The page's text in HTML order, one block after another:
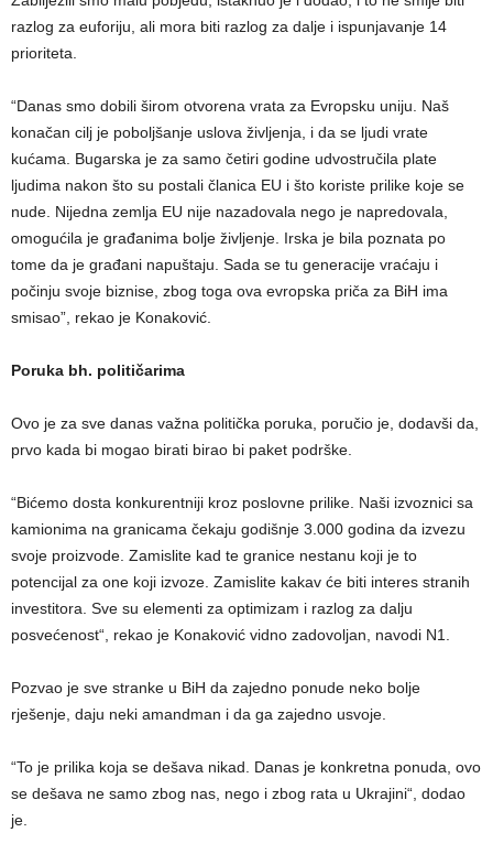
razlog za euforiju, ali mora biti razlog za dalje i ispunjavanje 14
prioriteta.
“Danas smo dobili širom otvorena vrata za Evropsku uniju. Naš
konačan cilj je poboljšanje uslova življenja, i da se ljudi vrate
kućama. Bugarska je za samo četiri godine udvostručila plate
ljudima nakon što su postali članica EU i što koriste prilike koje se
nude. Nijedna zemlja EU nije nazadovala nego je napredovala,
omogućila je građanima bolje življenje. Irska je bila poznata po
tome da je građani napuštaju. Sada se tu generacije vraćaju i
počinju svoje biznise, zbog toga ova evropska priča za BiH ima
smisao”, rekao je Konaković.
Poruka bh. političarima
Ovo je za sve danas važna politička poruka, poručio je, dodavši da,
prvo kada bi mogao birati birao bi paket podrške.
“Bićemo dosta konkurentniji kroz poslovne prilike. Naši izvoznici sa
kamionima na granicama čekaju godišnje 3.000 godina da izvezu
svoje proizvode. Zamislite kad te granice nestanu koji je to
potencijal za one koji izvoze. Zamislite kakav će biti interes stranih
investitora. Sve su elementi za optimizam i razlog za dalju
posvećenost“, rekao je Konaković vidno zadovoljan, navodi N1.
Pozvao je sve stranke u BiH da zajedno ponude neko bolje
rješenje, daju neki amandman i da ga zajedno usvoje.
“To je prilika koja se dešava nikad. Danas je konkretna ponuda, ovo
se dešava ne samo zbog nas, nego i zbog rata u Ukrajini“, dodao
je.